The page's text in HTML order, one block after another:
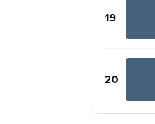
19
20